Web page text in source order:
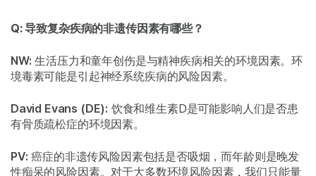
Q: 导致复杂疾病的非遗传因素有哪些？
NW: 生活压力和童年创伤是与精神疾病相关的环境因素。环
境毒素可能是引起神经系统疾病的风险因素。
David Evans (DE): 饮食和维生素D是可能影响人们是否患
有骨质疏松症的环境因素。
PV: 癌症的非遗传风险因素包括是否吸烟，而年龄则是晚发
性痴呆的风险因素。对于大多数环境风险因素，我们只能量